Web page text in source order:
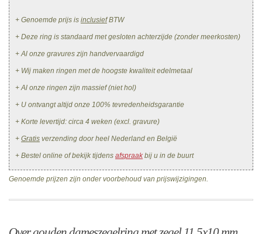
+ Genoemde prijs is inclusiefBTW
+ Deze ring is standaard met gesloten achterzijde (zonder meerkosten)
+ Al onze gravures zijn handvervaardigd
+ Wij maken ringen met de hoogste kwaliteit edelmetaal
+ Al onze ringen zijn massief (niet hol)
+ U ontvangt altijd onze 100% tevredenheidsgarantie
+ Korte levertijd: circa 4 weken (excl. gravure)
+ Gratis verzending door heel Nederland en België
+ Bestel online of bekijk tijdens afspraakbij u in de buurt
Genoemde prijzen zijn onder voorbehoud van prijswijzigingen.